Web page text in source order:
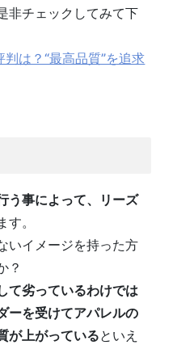
非チェックしてみて下
は？“最高品質”を追求
う事によって、リーズ
す。
いイメージを持った方
？
て劣っているわけでは
ーを受けてアパレルの
が上がっているといえ